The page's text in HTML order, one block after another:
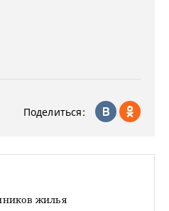
Поделиться:
жилья